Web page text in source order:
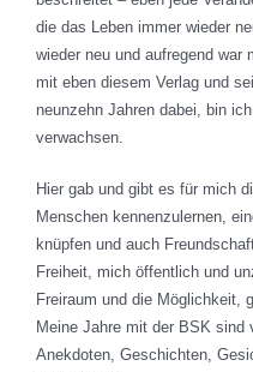
die das Leben immer wieder
wieder neu und aufregend war
mit eben diesem Verlag und
neunzehn Jahren dabei, bin
verwachsen.
Hier gab und gibt es für mich
Menschen kennenzulernen,
knüpfen und auch
Freiheit, mich öffentlich und
Freiraum und die Möglichkeit,
Meine Jahre mit der BSK
Anekdoten, Geschichten,